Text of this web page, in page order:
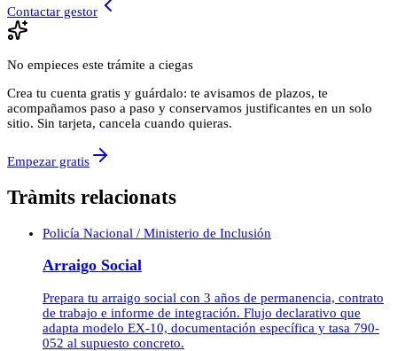
Contactar gestor
No empieces este trámite a ciegas
Crea tu cuenta gratis y guárdalo: te avisamos de plazos, te
acompañamos paso a paso y conservamos justificantes en un solo
sitio. Sin tarjeta, cancela cuando quieras.
Empezar gratis
Tràmits relacionats
Policía Nacional / Ministerio de Inclusión
Arraigo Social
Prepara tu arraigo social con 3 años de permanencia, contrato
de trabajo e informe de integración. Flujo declarativo que
adapta modelo EX-10, documentación específica y tasa 790-
052 al supuesto concreto.